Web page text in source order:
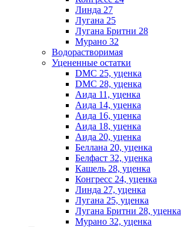
Линда 27
Лугана 25
Лугана Бритни 28
Мурано 32
Водорастворимая
Уцененные остатки
DMC 25, уценка
DMC 28, уценка
Аида 11, уценка
Аида 14, уценка
Аида 16, уценка
Аида 18, уценка
Аида 20, уценка
Беллана 20, уценка
Белфаст 32, уценка
Кашель 28, уценка
Конгресс 24, уценка
Линда 27, уценка
Лугана 25, уценка
Лугана Бритни 28, уценка
Мурано 32, уценка